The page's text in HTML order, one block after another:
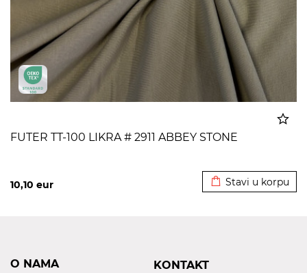
FUTER TT-100 LIKRA # 2911 ABBEY STONE
10,10 eur Stavi u korpu
O NAMA KONTAKT